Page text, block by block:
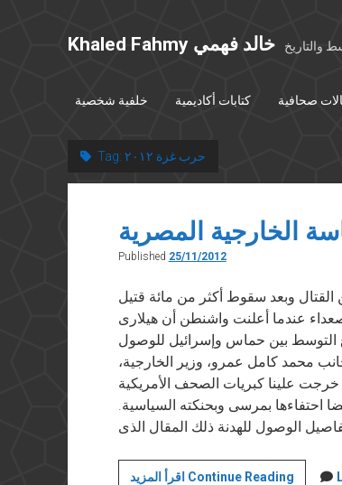
Khaled Fahmy خالد فهمي والتاريخ
خلفية شخصية كتابات أكاديمية صحافية
Tag: حرب غزة ٢٠١٢
الخارجية المصرية
Published 25/11/2012
٢٠١٢ بعد ثمانية أيام من القتال وبعد سقوط أكثر من مائة قتيل
عندما أعلنت واشنطن أن هيلارى
التوسط بين حماس وإسرائيل للوصول
محمد كامل عمرو، وزير الخارجية،
خرجت علينا كبريات الصحف الأمريكية
احتفاءها بمرسى وبحنكته السياسية.
اقرأ المزيد Continue Readingمرسي